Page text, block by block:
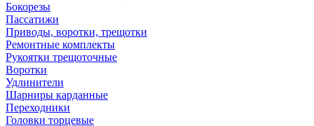
Бокорезы
Пассатижи
Приводы, воротки, трещотки
Ремонтные комплекты
Рукоятки трещоточные
Воротки
Удлинители
Шарниры карданные
Переходники
Головки торцевые